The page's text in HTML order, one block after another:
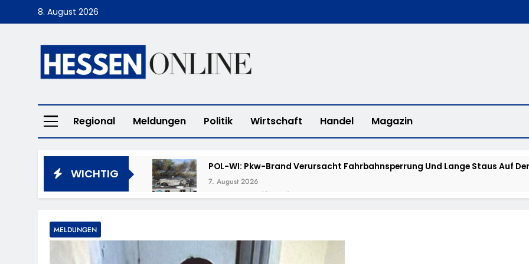
to
8. August 2026
Hessen Online
Regional Meldungen Politik Wirtschaft Handel Magazin
WICHTIG
POL-WI: Pkw-Brand Verursacht Fahrbahnsperrung Und Lange Staus Auf
7. August 2026
POL-LM: „Coffee With A Cop“ In Bad Camberg
POL-DA: Weiterstadt: „Fahrradddieben Keine Chance Geben“ –
7. August 2026
POL-OF: Vermisstensuche: Polizei Bittet Um Hinweise Zum Aufenthalt Von
MELDUNGEN